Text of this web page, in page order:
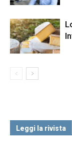
Leggi la rivista